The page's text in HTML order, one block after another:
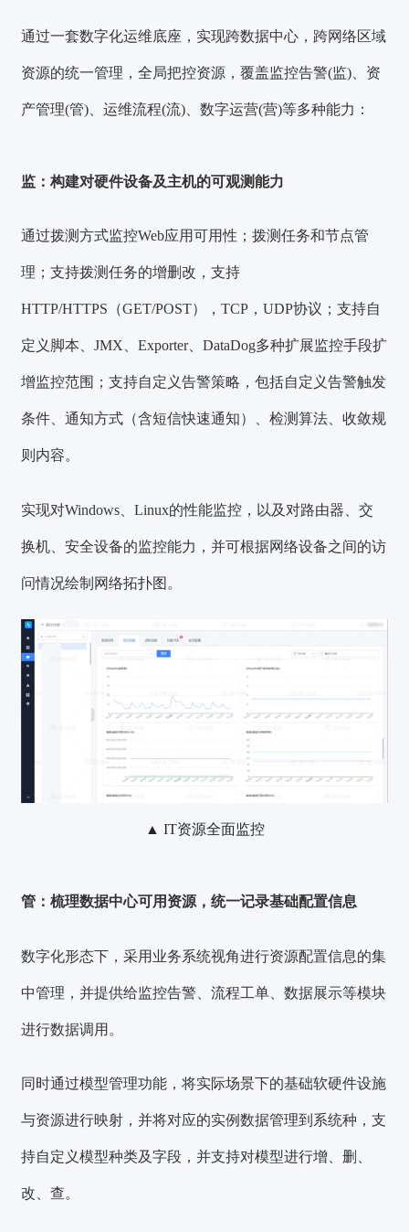
通过一套数字化运维底座，实现跨数据中心，跨网络区域
资源的统一管理，全局把控资源，覆盖监控告警(监)、资
产管理(管)、运维流程(流)、数字运营(营)等多种能力：
监：构建对硬件设备及主机的可观测能力
通过拨测方式监控Web应用可用性；拨测任务和节点管
理；支持拨测任务的增删改，支持
HTTP/HTTPS（GET/POST），TCP，UDP协议；支持自
定义脚本、JMX、Exporter、DataDog多种扩展监控手段扩
增监控范围；支持自定义告警策略，包括自定义告警触发
条件、通知方式（含短信快速通知）、检测算法、收敛规
则内容。
实现对Windows、Linux的性能监控，以及对路由器、交
换机、安全设备的监控能力，并可根据网络设备之间的访
问情况绘制网络拓扑图。
▲ IT资源全面监控
管：梳理数据中心可用资源，统一记录基础配置信息
数字化形态下，采用业务系统视角进行资源配置信息的集
中管理，并提供给监控告警、流程工单、数据展示等模块
进行数据调用。
同时通过模型管理功能，将实际场景下的基础软硬件设施
与资源进行映射，并将对应的实例数据管理到系统种，支
持自定义模型种类及字段，并支持对模型进行增、删、
改、查。